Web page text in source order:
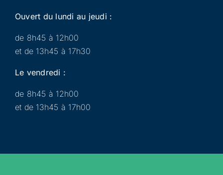
Ouvert du lundi au jeudi :
de 8h45 à 12h00
et de 13h45 à 17h30
Le vendredi :
de 8h45 à 12h00
et de 13h45 à 17h00